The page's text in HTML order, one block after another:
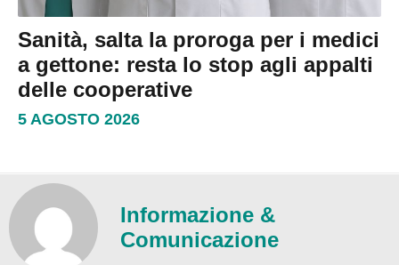
Sanità, salta la proroga per i medici
a gettone: resta lo stop agli appalti
delle cooperative
5 AGOSTO 2026
Informazione &
Comunicazione